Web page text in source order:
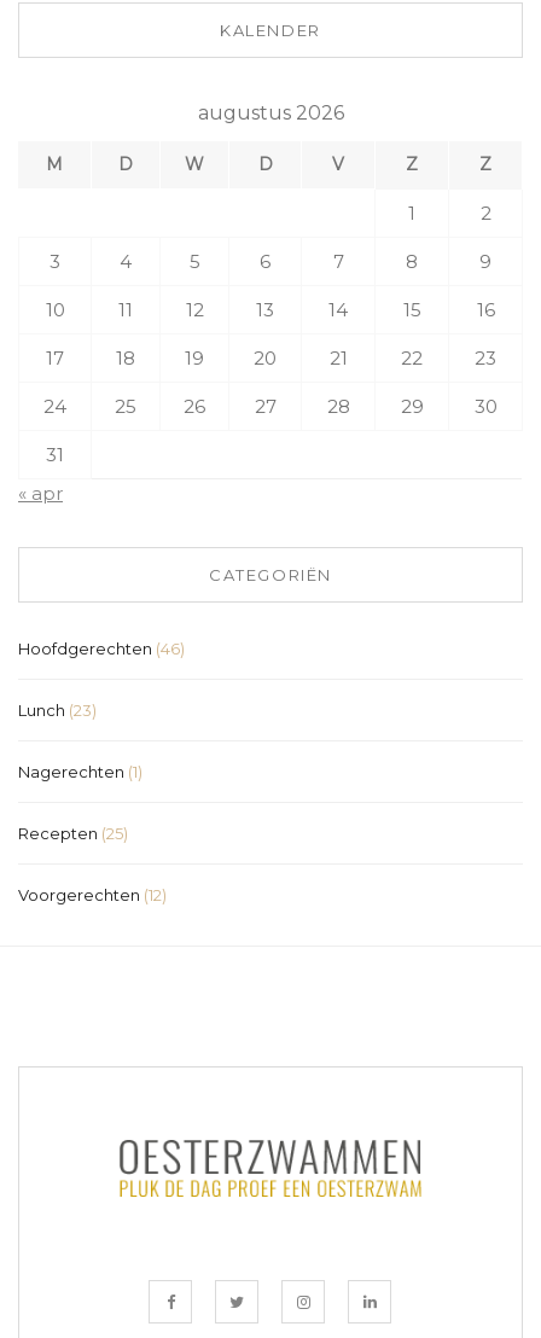
KALENDER
augustus 2026
M D W D V Z Z
1 2
3 4 5 6 7 8 9
10 11 12 13 14 15 16
17 18 19 20 21 22 23
24 25 26 27 28 29 30
31
« apr
CATEGORIËN
Hoofdgerechten (46)
Lunch (23)
Nagerechten (1)
Recepten (25)
Voorgerechten (12)